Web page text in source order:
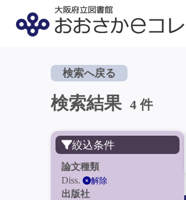
検索へ戻る
検索結果 4 件
絞込条件
論文種類
Diss.
解除
出版社